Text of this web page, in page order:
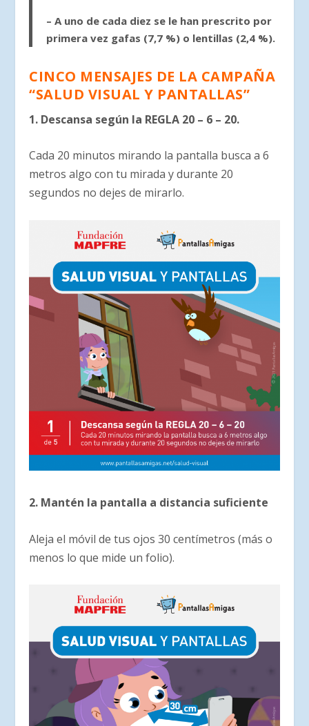
– A uno de cada diez se le han prescrito por
primera vez gafas (7,7 %) o lentillas (2,4 %).
CINCO MENSAJES DE LA CAMPAÑA
“SALUD VISUAL Y PANTALLAS”
1. Descansa según la REGLA 20 – 6 – 20.
Cada 20 minutos mirando la pantalla busca a 6
metros algo con tu mirada y durante 20
segundos no dejes de mirarlo.
2. Mantén la pantalla a distancia suficiente
Aleja el móvil de tus ojos 30 centímetros (más o
menos lo que mide un folio).